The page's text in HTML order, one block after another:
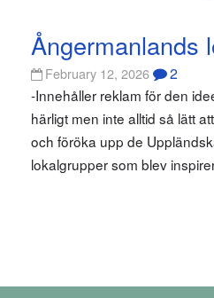
Ångermanlands
February 12, 2026 2
-Innehåller reklam för den
härligt men inte alltid så lätt
och föröka upp de
lokalgrupper som blev